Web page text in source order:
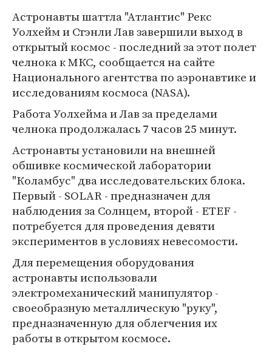
Астронавты шаттла "Атлантис" Рекс
Уолхейм и Стэнли Лав завершили выход в
открытый космос - последний за этот полет
челнока к МКС, сообщается на сайте
Национального агентства по аэронавтике и
исследованиям космоса (NASA).
Работа Уолхейма и Лав за пределами
челнока продолжалась 7 часов 25 минут.
Астронавты установили на внешней
обшивке космической лаборатории
"Коламбус" два исследовательских блока.
Первый - SOLAR - предназначен для
наблюдения за Солнцем, второй - ETEF -
потребуется для проведения девяти
экспериментов в условиях невесомости.
Для перемещения оборудования
астронавты использовали
электромеханический манипулятор -
своеобразную металлическую "руку",
предназначенную для облегчения их
работы в открытом космосе.